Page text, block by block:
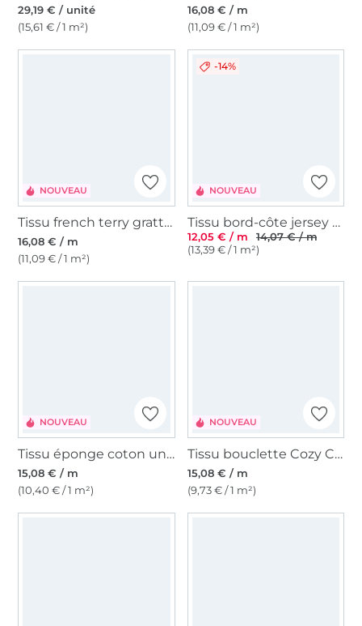
29,19 € / unité
(15,61 € / 1 m²)
16,08 € / m
(11,09 € / 1 m²)
NOUVEAU
Tissu french terry gratté Colour Stripes, vert
16,08 € / m
(11,09 € / 1 m²)
NOUVEAU
-14%
Tissu bord-côte jersey tubulaire côtelé milleraies 45cm, bleu royal
12,05 € / m
14,07 € / m
(13,39 € / 1 m²)
NOUVEAU
Tissu éponge coton uni, bleu ciel
15,08 € / m
(10,40 € / 1 m²)
NOUVEAU
Tissu bouclette Cozy Check, bleu denim
15,08 € / m
(9,73 € / 1 m²)